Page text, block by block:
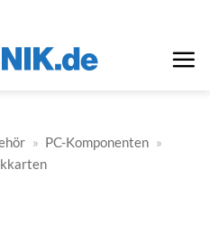
» PC-Komponenten »